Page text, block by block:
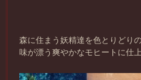
森に住まう妖精達を色とりどり
味が漂う爽やかなモヒートに仕上